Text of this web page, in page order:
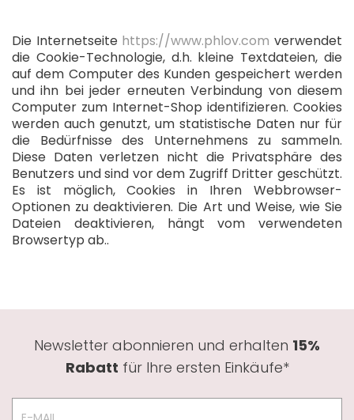
Die Internetseite https://www.phlov.com verwendet
die Cookie-Technologie, d.h. kleine Textdateien, die
auf dem Computer des Kunden gespeichert werden
und ihn bei jeder erneuten Verbindung von diesem
Computer zum Internet-Shop identifizieren. Cookies
werden auch genutzt, um statistische Daten nur für
die Bedürfnisse des Unternehmens zu sammeln.
Diese Daten verletzen nicht die Privatsphäre des
Benutzers und sind vor dem Zugriff Dritter geschützt.
Es ist möglich, Cookies in Ihren Webbrowser-
Optionen zu deaktivieren. Die Art und Weise, wie Sie
Dateien deaktivieren, hängt vom verwendeten
Browsertyp ab..
Newsletter abonnieren und erhalten 15%
Rabatt für Ihre ersten Einkäufe*